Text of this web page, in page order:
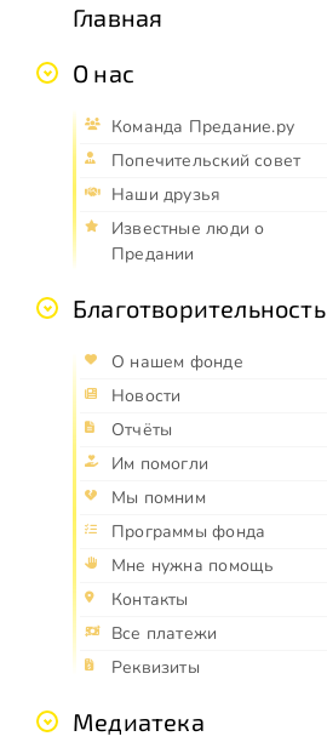
Главная
О нас
Команда Предание.ру
Попечительский совет
Наши друзья
Известные люди о
Предании
Благотворительность
О нашем фонде
Новости
Отчёты
Им помогли
Мы помним
Программы фонда
Мне нужна помощь
Контакты
Все платежи
Реквизиты
Медиатека